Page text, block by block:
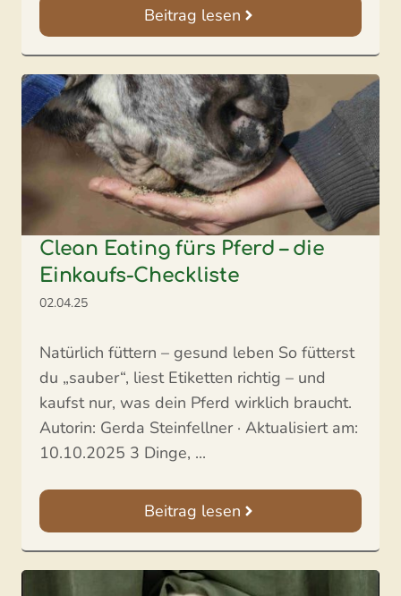
Beitrag lesen
Clean Eating fürs Pferd – die
Einkaufs-Checkliste
02.04.25
Natürlich füttern – gesund leben So fütterst
du „sauber“, liest Etiketten richtig – und
kaufst nur, was dein Pferd wirklich braucht.
Autorin: Gerda Steinfellner · Aktualisiert am:
10.10.2025 3 Dinge, ...
Beitrag lesen